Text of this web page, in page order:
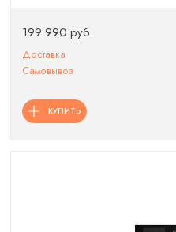
199 990 руб.
Доставка
Самовывоз
КУПИТЬ